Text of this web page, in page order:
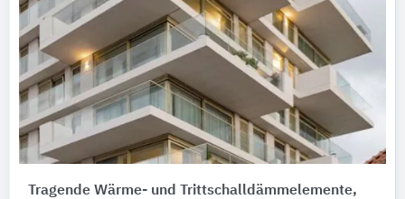
Tragende Wärme- und Trittschalldämmelemente,